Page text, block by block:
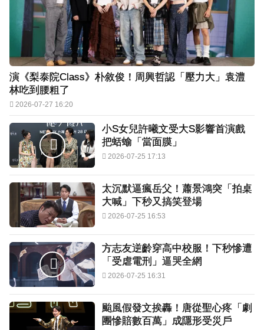
演《梨泰院Class》朴敘俊！周興哲認「壓力大」袁澧
林吃到腰粗了
2026-07-27 16:20
小S女兒許曦文受大S影響首演戲
把蛞蝓「當面膜」
2026-07-25 17:13
太沉默逼瘋岳父！蕭景鴻突「拍桌
大喊」下秒又搞笑登場
2026-07-25 16:53
方志友逆齡穿高中校服！下秒慘遭
「受虐電刑」逼哭全網
2026-07-25 16:31
颱風假發文挨轟！唐從聖心疼「劇
團慘賠數百萬」成隱形受災戶